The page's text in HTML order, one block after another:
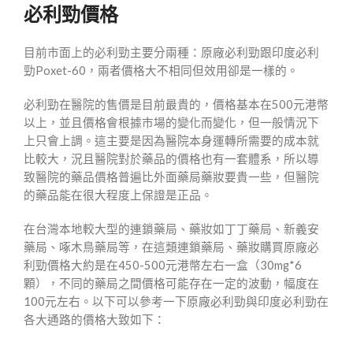
必利勁價格
目前市面上的必利勁主要分兩種：原廠必利勁跟印度必利
勁Poxet-60，兩者價格大不相同但效用卻是一樣的。
必利勁在醫院的售價是目前最貴的，價格基本在500元港幣
以上，並且價格會根據市場的變化而變化，但一般情況下
上只會上調。這主要是因為醫院本身運轉所需要的成本就
比較大，況且醫院對於藥品的價格也有一套體系，所以導
致醫院的藥品價格普遍比外面藥局藥妝要貴一些，但醫院
的藥品能在很大程度上保證是正品。
在台灣本地較大型的連鎖藥局、藥妝如丁丁藥局、新義安
藥局、啄木鳥藥局等，在這類連鎖藥局、藥妝購買原廠必
利勁價格大約是在450-500元港幣左右一盒（30mg*6
顆），不同的藥局之間價格可能存在一定的波動，幅度在
100元左右。以下可以參考一下原廠必利勁與印度必利勁在
各大通路的價格大致如下：